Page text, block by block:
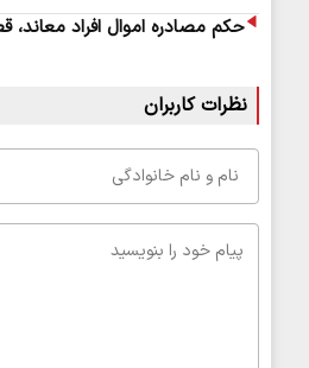
حکم مصادره اموال افراد معاند،
نظرات کاربران